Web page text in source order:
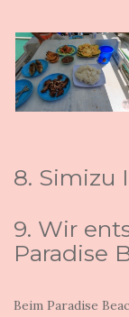
8. Simizu
9. Wir
Paradise
Beim Paradise